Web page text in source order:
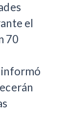
el
70
informó